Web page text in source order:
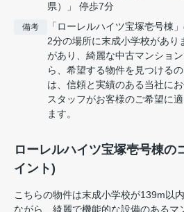
県）」 停歩7分
備考
「ローレルハイツ宝塚壱号棟
2分の場所に末成小学校があり
があり、綺麗な中古マンショ
ら、希望する物件を見つける
は、信頼と実績のある当社に
スタッフがお客様のご希望に
ます。
ローレルハイツ宝塚壱号棟の
イント)
こちらの物件は末成小学校が139m以
ながら、綺麗で機能的な設備のあるマ